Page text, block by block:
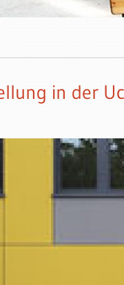
in der